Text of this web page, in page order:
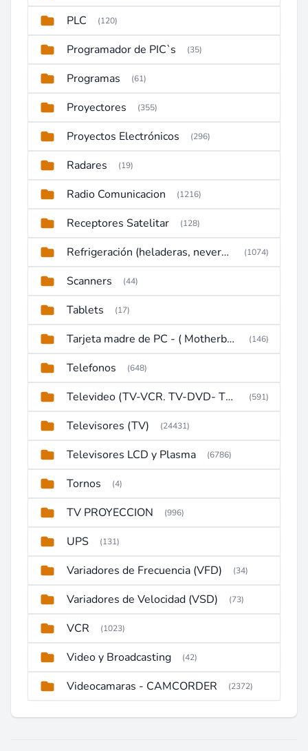
PLC (120)
Programador de PIC`s (35)
Programas (61)
Proyectores (355)
Proyectos Electrónicos (296)
Radares (19)
Radio Comunicacion (1216)
Receptores Satelitar (128)
Refrigeración (heladeras, neveras, congeladores) (1074)
Scanners (44)
Tablets (17)
Tarjeta madre de PC - ( Motherboard ) (146)
Telefonos (648)
Televideo (TV-VCR. TV-DVD- TV-DVD-VCR) (591)
Televisores (TV) (24431)
Televisores LCD y Plasma (6786)
Tornos (4)
TV PROYECCION (996)
UPS (131)
Variadores de Frecuencia (VFD) (34)
Variadores de Velocidad (VSD) (73)
VCR (1023)
Video y Broadcasting (42)
Videocamaras - CAMCORDER (2372)